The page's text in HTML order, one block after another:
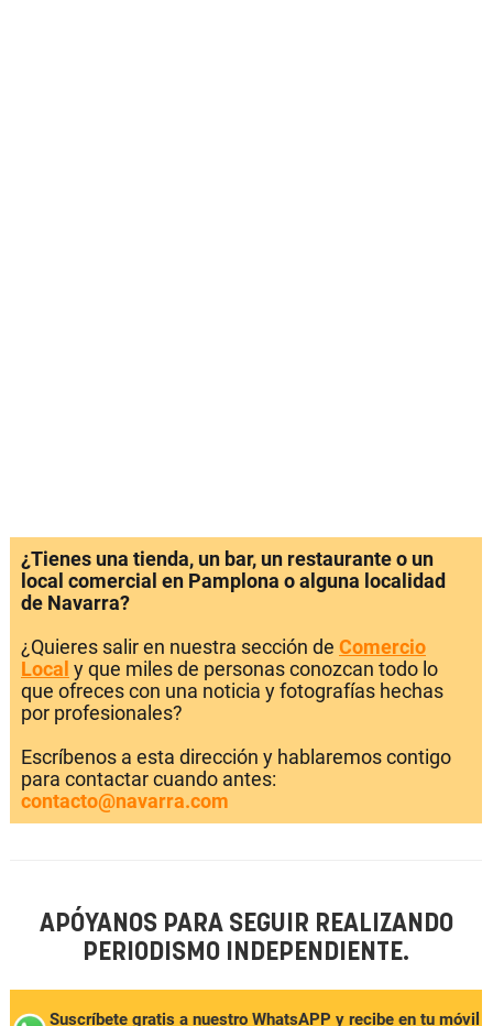
¿Tienes una tienda, un bar, un restaurante o un
local comercial en Pamplona o alguna localidad
de Navarra?
¿Quieres salir en nuestra sección de Comercio
Local y que miles de personas conozcan todo lo
que ofreces con una noticia y fotografías hechas
por profesionales?
Escríbenos a esta dirección y hablaremos contigo
para contactar cuando antes:
contacto@navarra.com
APÓYANOS PARA SEGUIR REALIZANDO
PERIODISMO INDEPENDIENTE.
Suscríbete gratis a nuestro WhatsAPP y recibe en tu móvil